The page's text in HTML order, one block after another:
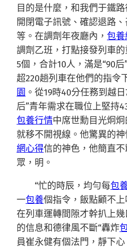
目的是什麼，和我們于鐵
開閉電子訊號、確認退路
等。在調劑年夜廳內， 包養
調劑乙班，打點接發列車
5個，合計10人，滿是“90
超220趟列車在他們的指令
園 。從19時40分任務到越
后”青年需求在職位上堅持
包養行情中席世勳目光炯
就移不開視線。他驚異的
網心得信的神色，他簡直
眾，明。
“忙的時辰，均勻每包
一包養個指令，飯點顧不
在列車運轉間隙才幹扒上
的信息和德律風不斷“轟炸
員崔永健有個法門，靜下